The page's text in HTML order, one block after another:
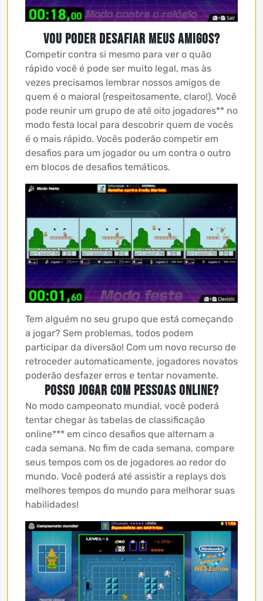
Vou poder desafiar meus amigos?
Competir contra si mesmo para ver o quão
rápido você é pode ser muito legal, mas às
vezes precisamos lembrar nossos amigos de
quem é o maioral (respeitosamente, claro!). Você
pode reunir um grupo de até oito jogadores** no
modo festa local para descobrir quem de vocês
é o mais rápido. Vocês poderão competir em
desafios para um jogador ou um contra o outro
em blocos de desafios temáticos.
Tem alguém no seu grupo que está começando
a jogar? Sem problemas, todos podem
participar da diversão! Com um novo recurso de
retroceder automaticamente, jogadores novatos
poderão desfazer erros e tentar novamente.
Posso jogar com pessoas online?
No modo campeonato mundial, você poderá
tentar chegar às tabelas de classificação
online*** em cinco desafios que alternam a
cada semana. No fim de cada semana, compare
seus tempos com os de jogadores ao redor do
mundo. Você poderá até assistir a replays dos
melhores tempos do mundo para melhorar suas
habilidades!